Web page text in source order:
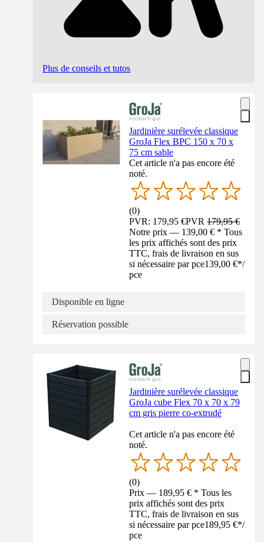
Plus de conseils et tutos
Jardinière surélevée classique
GroJa Flex BPC 150 x 70 x
75 cm sable
Cet article n'a pas encore été
noté.
(0)
PVR: 179,95 €PVR179,95 €
Notre prix — 139,00 € * Tous
les prix affichés sont des prix
TTC, frais de livraison en sus
si nécessaire par pce139,00 €*/
pce
Disponible en ligne
Réservation possible
Jardinière surélevée classique
GroJa cube Flex 70 x 70 x 79
cm gris pierre co-extrudé
Cet article n'a pas encore été
noté.
(0)
Prix — 189,95 € * Tous les
prix affichés sont des prix
TTC, frais de livraison en sus
si nécessaire par pce189,95 €*/
pce